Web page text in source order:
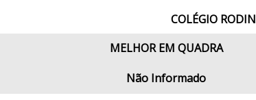
COLÉGIO RODIN
MELHOR EM QUADRA
Não Informado